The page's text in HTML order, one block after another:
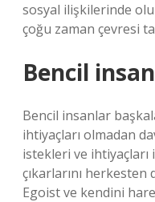
sosyal ilişkilerinde
çoğu zaman çevresi
Bencil
Bencil insanlar
ihtiyaçları olmadan
istekleri ve
çıkarlarını
Egoist ve kendini